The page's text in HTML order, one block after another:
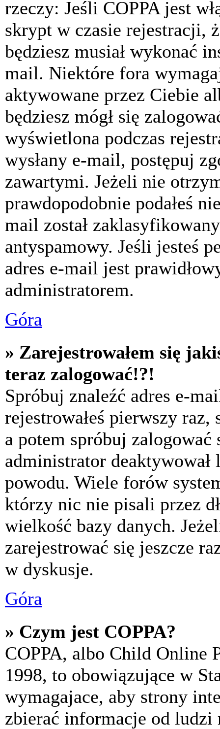
rzeczy: Jeśli COPPA jest
skrypt w czasie rejestracji,
będziesz musiał wykonać
mail. Niektóre fora
aktywowane przez Ciebie
będziesz mógł się
wyświetlona podczas
wysłany e-mail, postępuj
zawartymi. Jeżeli nie
prawdopodobnie podałeś
mail został
antyspamowy. Jeśli jesteś
adres e-mail jest
administratorem.
Góra
» Zarejestrowałem się
teraz zalogować!?!
Spróbuj znaleźć adres e-
rejestrowałeś pierwszy
a potem spróbuj
administrator deaktywował
powodu. Wiele forów
którzy nic nie pisali przez
wielkość bazy danych.
zarejestrować się jeszcze
w dyskusje.
Góra
» Czym jest COPPA?
COPPA, albo Child Online
1998, to obowiązujące w
wymagajace, aby strony
zbierać informacje od